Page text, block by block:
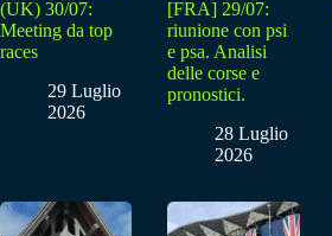
(UK) 30/07:
Meeting da top
races
29 Luglio
2026
[FRA] 29/07:
riunione con psi
e psa. Analisi
delle corse e
pronostici.
28 Luglio
2026